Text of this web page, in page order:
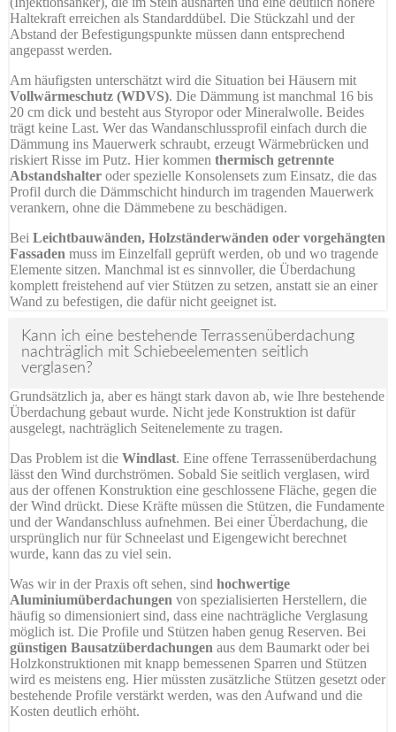
Haltekraft erreichen als Standarddübel. Die Stückzahl und der
Abstand der Befestigungspunkte müssen dann entsprechend
angepasst werden.
Am häufigsten unterschätzt wird die Situation bei Häusern mit
Vollwärmeschutz (WDVS). Die Dämmung ist manchmal 16 bis
20 cm dick und besteht aus Styropor oder Mineralwolle. Beides
trägt keine Last. Wer das Wandanschlussprofil einfach durch die
Dämmung ins Mauerwerk schraubt, erzeugt Wärmebrücken und
riskiert Risse im Putz. Hier kommen thermisch getrennte
Abstandshalter oder spezielle Konsolensets zum Einsatz, die das
Profil durch die Dämmschicht hindurch im tragenden Mauerwerk
verankern, ohne die Dämmebene zu beschädigen.
Bei Leichtbauwänden, Holzständerwänden oder vorgehängten
Fassaden muss im Einzelfall geprüft werden, ob und wo tragende
Elemente sitzen. Manchmal ist es sinnvoller, die Überdachung
komplett freistehend auf vier Stützen zu setzen, anstatt sie an einer
Wand zu befestigen, die dafür nicht geeignet ist.
Kann ich eine bestehende Terrassenüberdachung
nachträglich mit Schiebeelementen seitlich
verglasen?
Grundsätzlich ja, aber es hängt stark davon ab, wie Ihre bestehende
Überdachung gebaut wurde. Nicht jede Konstruktion ist dafür
ausgelegt, nachträglich Seitenelemente zu tragen.
Das Problem ist die Windlast. Eine offene Terrassenüberdachung
lässt den Wind durchströmen. Sobald Sie seitlich verglasen, wird
aus der offenen Konstruktion eine geschlossene Fläche, gegen die
der Wind drückt. Diese Kräfte müssen die Stützen, die Fundamente
und der Wandanschluss aufnehmen. Bei einer Überdachung, die
ursprünglich nur für Schneelast und Eigengewicht berechnet
wurde, kann das zu viel sein.
Was wir in der Praxis oft sehen, sind hochwertige
Aluminiumüberdachungen von spezialisierten Herstellern, die
häufig so dimensioniert sind, dass eine nachträgliche Verglasung
möglich ist. Die Profile und Stützen haben genug Reserven. Bei
günstigen Bausatzüberdachungen aus dem Baumarkt oder bei
Holzkonstruktionen mit knapp bemessenen Sparren und Stützen
wird es meistens eng. Hier müssten zusätzliche Stützen gesetzt oder
bestehende Profile verstärkt werden, was den Aufwand und die
Kosten deutlich erhöht.